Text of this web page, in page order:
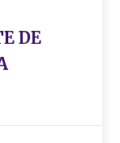
DE